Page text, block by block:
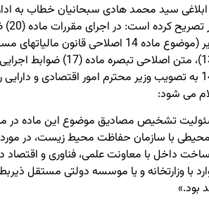
سید محمد هادی سبحانیان خطاب به
استهلاک پذیر (موضوع ماده 14 اصلاحی قانون
1394/04/31)، متن اصلاحی
1402/04/18 به تصویب وزیر محترم امور اقتصادی و
می شود:
تشخیص مصادیق موضوع این ماده در
با سازمان حفاظت محیط زیست، در مورد
داخل با معاونت علمی، فناوری و
با وزارتخانه و یا موسسه دولتی مستقل ذی‏ربط
بود.»